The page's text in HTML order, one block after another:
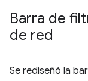
Barra de
de red
Se rediseñó la